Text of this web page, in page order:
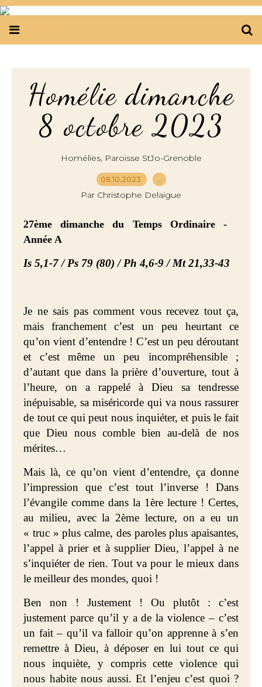
Homélie dimanche
8 octobre 2023
Homélies, Paroisse StJo-Grenoble
08.10.2023 …
Par Christophe Delaigue
27ème dimanchedu Temps Ordinaire -
Année A
Is 5,1-7 / Ps 79 (80) / Ph 4,6-9 / Mt 21,33-43
Je ne sais pas comment vous recevez tout ça,
mais franchement c’est un peu heurtant ce
qu’on vient d’entendre ! C’est un peu déroutant
et c’est même un peu incompréhensible ;
d’autant que dans la prière d’ouverture, tout à
l’heure, on a rappelé à Dieu sa tendresse
inépuisable, sa miséricorde qui va nous rassurer
de tout ce qui peut nous inquiéter, et puis le fait
que Dieu nous comble bien au-delà de nos
mérites…
Mais là, ce qu’on vient d’entendre, ça donne
l’impression que c’est tout l’inverse ! Dans
l’évangile comme dans la 1ère lecture ! Certes,
au milieu, avec la 2ème lecture, on a eu un
« truc » plus calme, des paroles plus apaisantes,
l’appel à prier et à supplier Dieu, l’appel à ne
s’inquiéter de rien. Tout va pour le mieux dans
le meilleur des mondes, quoi !
Ben non ! Justement ! Ou plutôt : c’est
justement parce qu’il y a de la violence – c’est
un fait – qu’il va falloir qu’on apprenne à s’en
remettre à Dieu, à déposer en lui tout ce qui
nous inquiète, y compris cette violence qui
nous habite nous aussi. Et l’enjeu c’est quoi ?